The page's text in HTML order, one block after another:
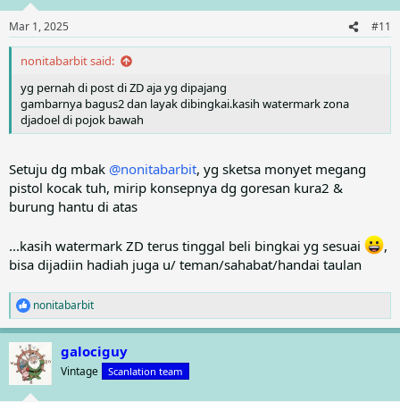
n
s
:
Mar 1, 2025 #11
nonitabarbit said:
yg pernah di post di ZD aja yg dipajang
gambarnya bagus2 dan layak dibingkai.kasih watermark zona
djadoel di pojok bawah
Setuju dg mbak @nonitabarbit, yg sketsa monyet megang
pistol kocak tuh, mirip konsepnya dg goresan kura2 &
burung hantu di atas
...kasih watermark ZD terus tinggal beli bingkai yg sesuai
,
bisa dijadiin hadiah juga u/ teman/sahabat/handai taulan
R
e
a
c
t
i
nonitabarbit
galociguy
Vintage Scanlation team